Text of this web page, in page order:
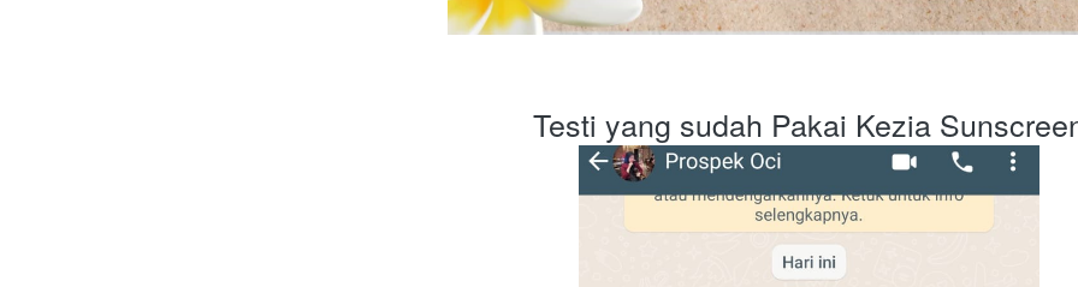
Testi yang sudah Pakai Kezia